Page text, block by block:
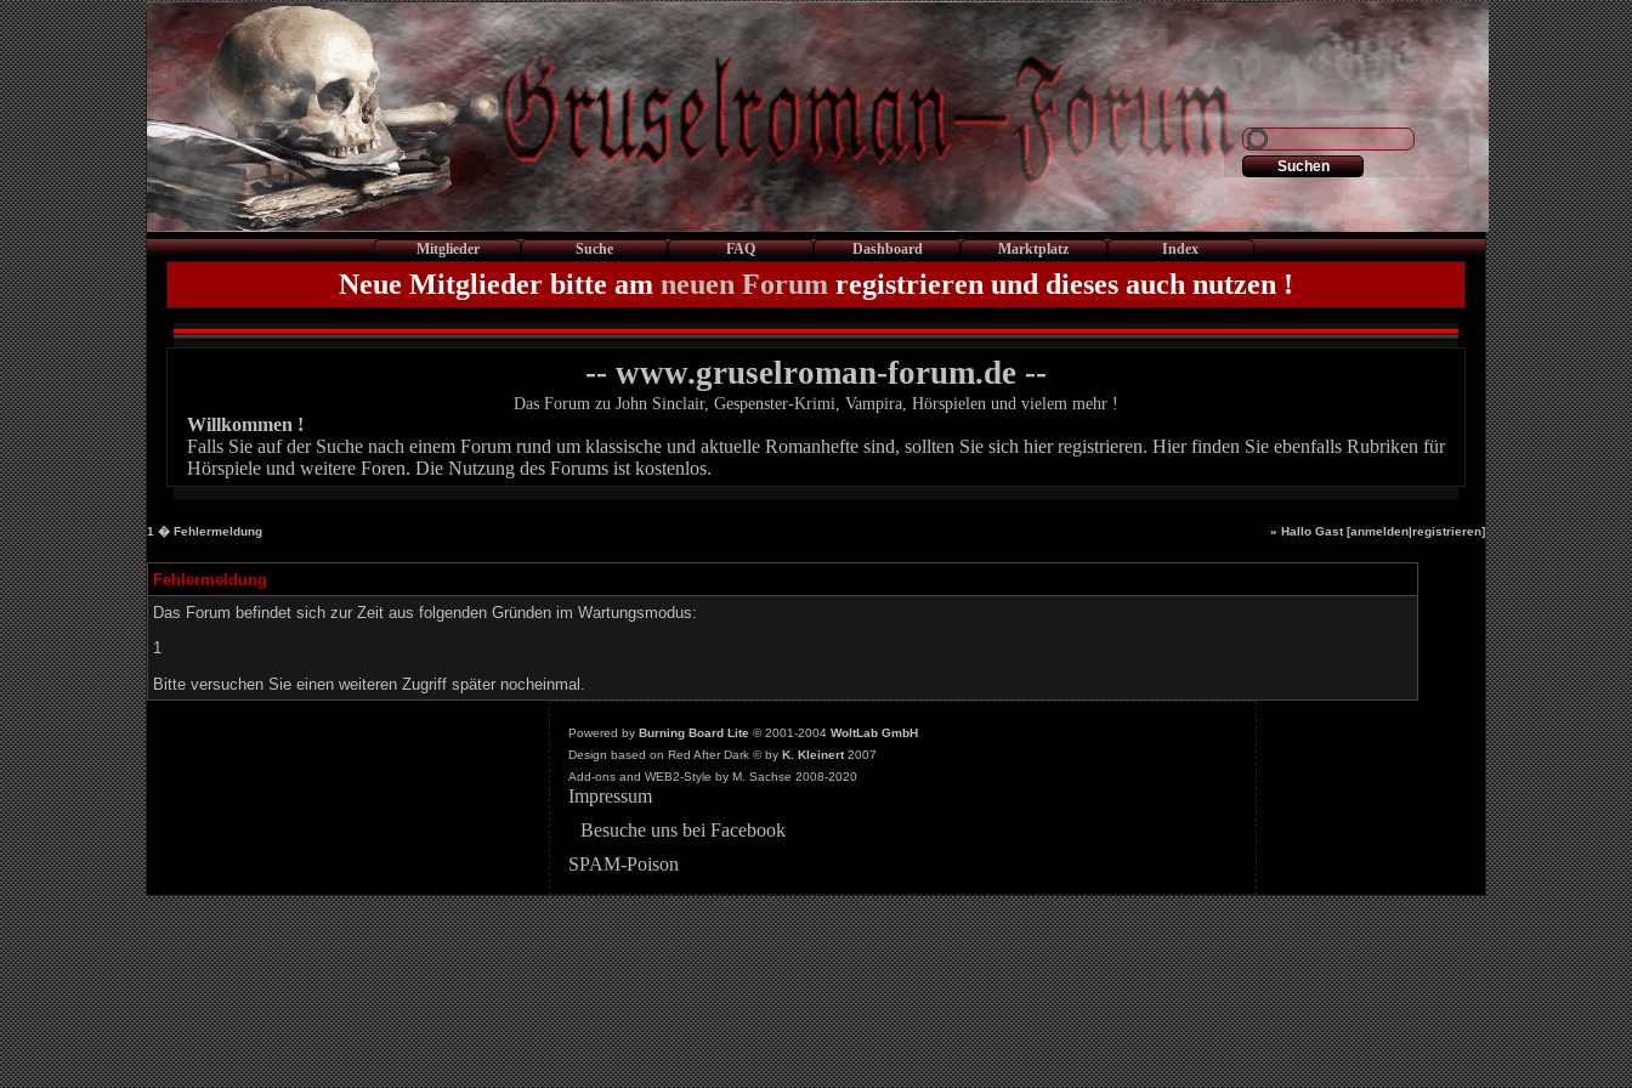
Mitglieder Suche FAQ Dashboard Marktplatz Index
Neue Mitglieder bitte am neuen Forum registrieren und dieses auch nutzen !
-- www.gruselroman-forum.de --
Das Forum zu John Sinclair, Gespenster-Krimi, Vampira, Hörspielen und vielem mehr !
Willkommen !
Falls Sie auf der Suche nach einem Forum rund um klassische und aktuelle Romanhefte sind, sollten Sie sich hier registrieren. Hier finden Sie ebenfalls Rubriken für
Hörspiele und weitere Foren. Die Nutzung des Forums ist kostenlos.
1 � Fehlermeldung » Hallo Gast [anmelden|registrieren]
Fehlermeldung
Das Forum befindet sich zur Zeit aus folgenden Gründen im Wartungsmodus:
1
Bitte versuchen Sie einen weiteren Zugriff später nocheinmal.
Powered by Burning Board Lite© 2001-2004 WoltLab GmbH
Design based on Red After Dark © by K. Kleinert2007
Add-ons and WEB2-Style by M. Sachse 2008-2020
Impressum
Besuche uns bei Facebook
SPAM-Poison